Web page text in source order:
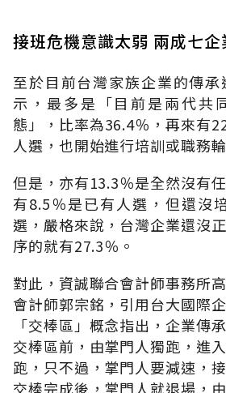
接班危機意識太弱 兩成七企
至於目前台灣家族企業的傳
示，最多是「目前是兩代共
態」，比率為36.4％，再來有
人選，也開始進行培訓或職務
但是，亦有13.3％是全然沒有
有8.5％是已有人選，但還沒
選，嚴格來說，台灣企業還沒
序的就有27.3％。
對此，資誠聯合會計師事務所
會計師郭宗銘，引用台大國際
「交棒區」概念指出，企業傳
交棒區前，由掌門人獨跑，進
跑，只不過，掌門人要減速，
交棒完成後，掌門人就退場，